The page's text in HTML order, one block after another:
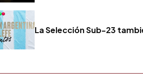
La Selección Sub-23